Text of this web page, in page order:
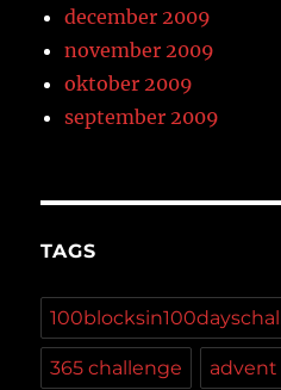
december 2009
november 2009
oktober 2009
september 2009
TAGS
365 challenge advent